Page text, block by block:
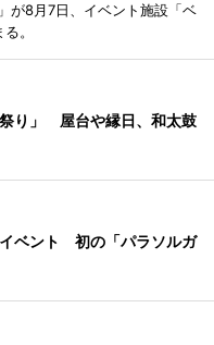
が8月7日、イベント施設「ベ
。
り」 屋台や縁日、和太鼓
ベント 初の「パラソルガ